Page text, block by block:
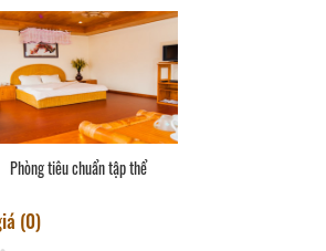
Phòng tiêu chuẩn tập thể
(0)